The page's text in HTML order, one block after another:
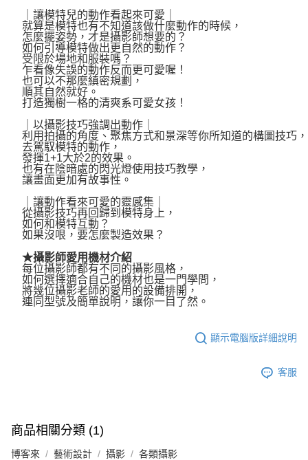
｜讓模特兒的動作看起來可愛｜
就算是模特也有不知道該做什麼動作的時候，
怎麼擺姿勢，才是攝影師想要的？
如何引導模特做出更自然的動作？
受限於場地和服裝嗎？
乍看像失誤的動作反而更可愛喔！
也可以不那麼縝密規劃，
順其自然就好。
打造獨樹一格的清爽系可愛女孩！
｜以攝影技巧強調出動作｜
利用拍攝的角度、聚焦方式和景深等你所知道的構圖技巧，
去駕馭模特的動作，
發揮1+1大於2的效果。
也有在陰暗處的閃光燈使用技巧教學，
讓畫面更加有故事性。
｜讓動作看來可愛的靈感集｜
從攝影技巧再回歸到模特身上，
如何和模特互動？
如果沒哏，要怎麼製造效果？
★攝影師愛用機材介紹
每位攝影師都有不同的攝影風格，
如何選擇適合自己的機材也是一門學問，
將幾位攝影老師的愛用的設備排開，
連同型號及簡單說明，讓你一目了然。
顯示電腦版詳細說明
客服
商品相關分類 (1)
博客來 藝術設計 攝影 各類攝影